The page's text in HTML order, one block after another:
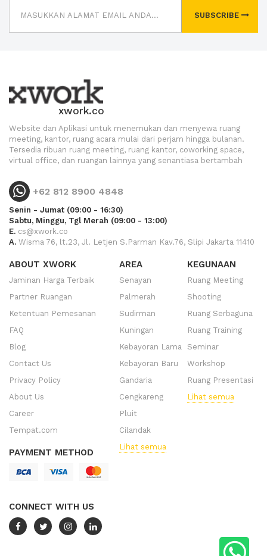
SUBSCRIBE
xwork.co
Website dan Aplikasi untuk menemukan dan menyewa ruang
meeting, kantor, ruang acara mulai dari perjam hingga bulanan.
Tersedia ribuan ruang meeting, ruang kantor, coworking space,
virtual office, dan ruangan lainnya yang senantiasa bertambah
+62 812 8900 4848
Senin - Jumat (09:00 - 16:30)
Sabtu, Minggu, Tgl Merah (09:00 - 13:00)
E. cs@xwork.co
A. Wisma 76, lt.23, Jl. Letjen S.Parman Kav.76, Slipi Jakarta 11410
ABOUT XWORK
Jaminan Harga Terbaik
Partner Ruangan
Ketentuan Pemesanan
FAQ
Blog
Contact Us
Privacy Policy
About Us
Career
Tempat.com
PAYMENT METHOD
CONNECT WITH US
AREA
Senayan
Palmerah
Sudirman
Kuningan
Kebayoran Lama
Kebayoran Baru
Gandaria
Cengkareng
Pluit
Cilandak
Lihat semua
KEGUNAAN
Ruang Meeting
Shooting
Ruang Serbaguna
Ruang Training
Seminar
Workshop
Ruang Presentasi
Lihat semua